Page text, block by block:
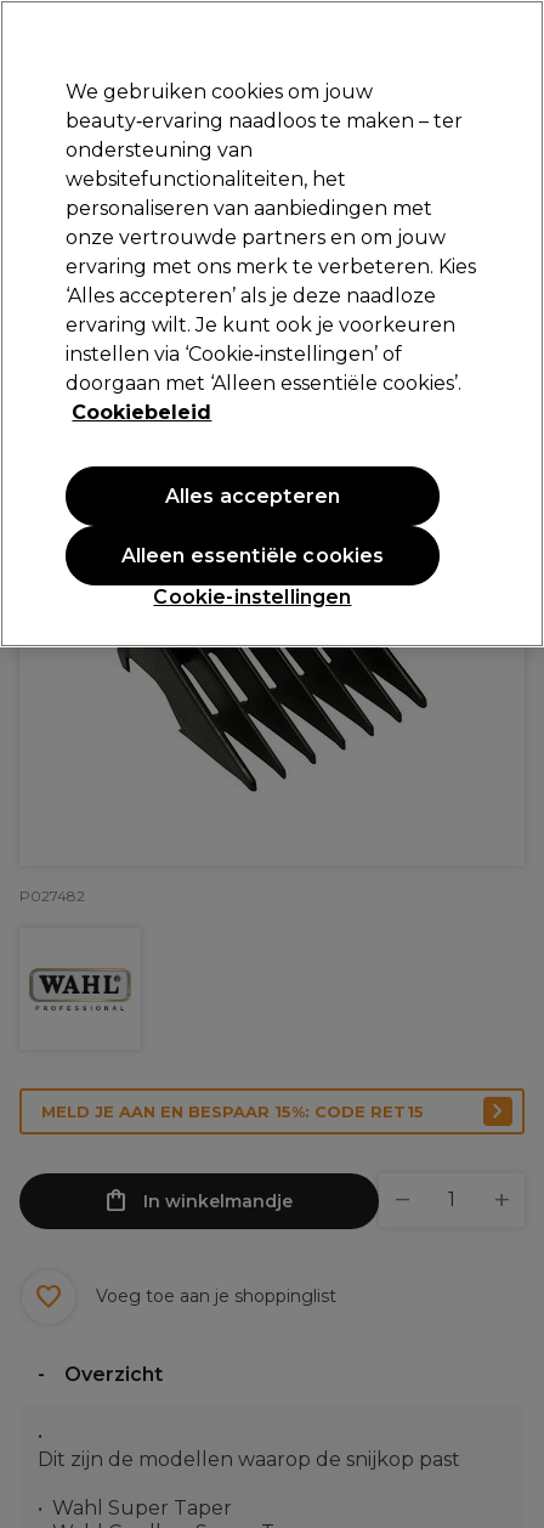
Aanmelden
Merken Deals Haar Elektra
Volgende dag geleverd*
Na verzending, maandag t/m vrijdag
Wahl Opzetkam Nr.1 (3 mm) Zwart
3,95 €
P027482
MELD JE AAN EN BESPAAR 15%: CODE RET15
In winkelmandje
Voeg toe aan je shoppinglist
Overzicht
Dit zijn de modellen waarop de snijkop past
Wahl Super Taper
We gebruiken cookies om jouw
beauty‑ervaring naadloos te maken – ter
ondersteuning van
websitefunctionaliteiten, het
personaliseren van aanbiedingen met
onze vertrouwde partners en om jouw
ervaring met ons merk te verbeteren. Kies
‘Alles accepteren’ als je deze naadloze
ervaring wilt. Je kunt ook je voorkeuren
instellen via ‘Cookie‑instellingen’ of
doorgaan met ‘Alleen essentiële cookies’.
Cookiebeleid
Cookie-instellingen
Alleen essentiële cookies
Alles accepteren